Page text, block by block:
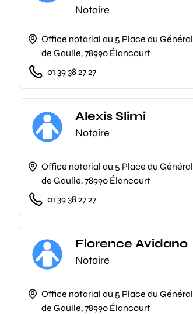
Notaire
Office notarial au 5 Place du Général
de Gaulle, 78990 Élancourt
01 39 38 27 27
Alexis Slimi
Notaire
Office notarial au 5 Place du Général
de Gaulle, 78990 Élancourt
01 39 38 27 27
Florence Avidano
Notaire
Office notarial au 5 Place du Général
de Gaulle, 78990 Élancourt